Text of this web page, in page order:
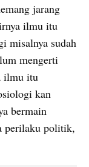
jarang
ilmu itu
misalnya sudah
mengerti
ilmu itu
kan
bermain
perilaku politik,